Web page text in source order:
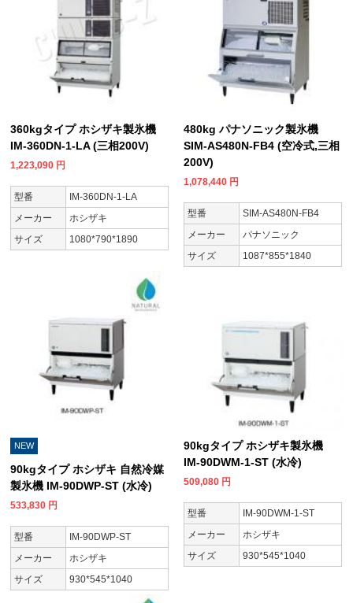
360kgタイプ ホシザキ製氷機
IM-360DN-1-LA (三相200V)
1,223,090 円
型番
IM-360DN-1-LA
メーカー
ホシザキ
サイズ
1080*790*1890
480kg パナソニック製氷機
SIM-AS480N-FB4 (空冷式,三相
200V)
1,078,440 円
型番
SIM-AS480N-FB4
メーカー
パナソニック
サイズ
1087*855*1840
NEW
90kgタイプ ホシザキ 自然冷媒
製氷機 IM-90DWP-ST (水冷)
533,830 円
型番
IM-90DWP-ST
メーカー
ホシザキ
サイズ
930*545*1040
90kgタイプ ホシザキ製氷機
IM-90DWM-1-ST (水冷)
509,080 円
型番
IM-90DWM-1-ST
メーカー
ホシザキ
サイズ
930*545*1040